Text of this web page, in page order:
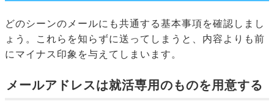
どのシーンのメールにも共通する基本事項を確認しまし
ょう。これらを知らずに送ってしまうと、内容よりも前
にマイナス印象を与えてしまいます。
メールアドレスは就活専用のものを用意する